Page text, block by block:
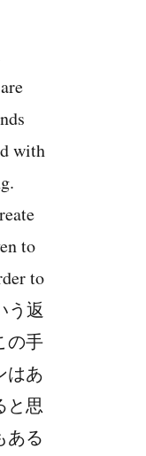
with
to
to
う返
の手
はあ
と思
ある